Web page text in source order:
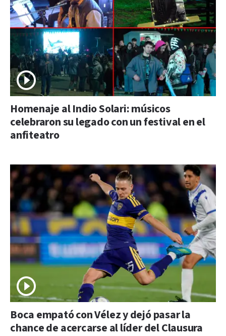
Homenaje al Indio Solari: músicos
celebraron su legado con un festival en el
anfiteatro
Boca empató con Vélez y dejó pasar la
chance de acercarse al líder del Clausura